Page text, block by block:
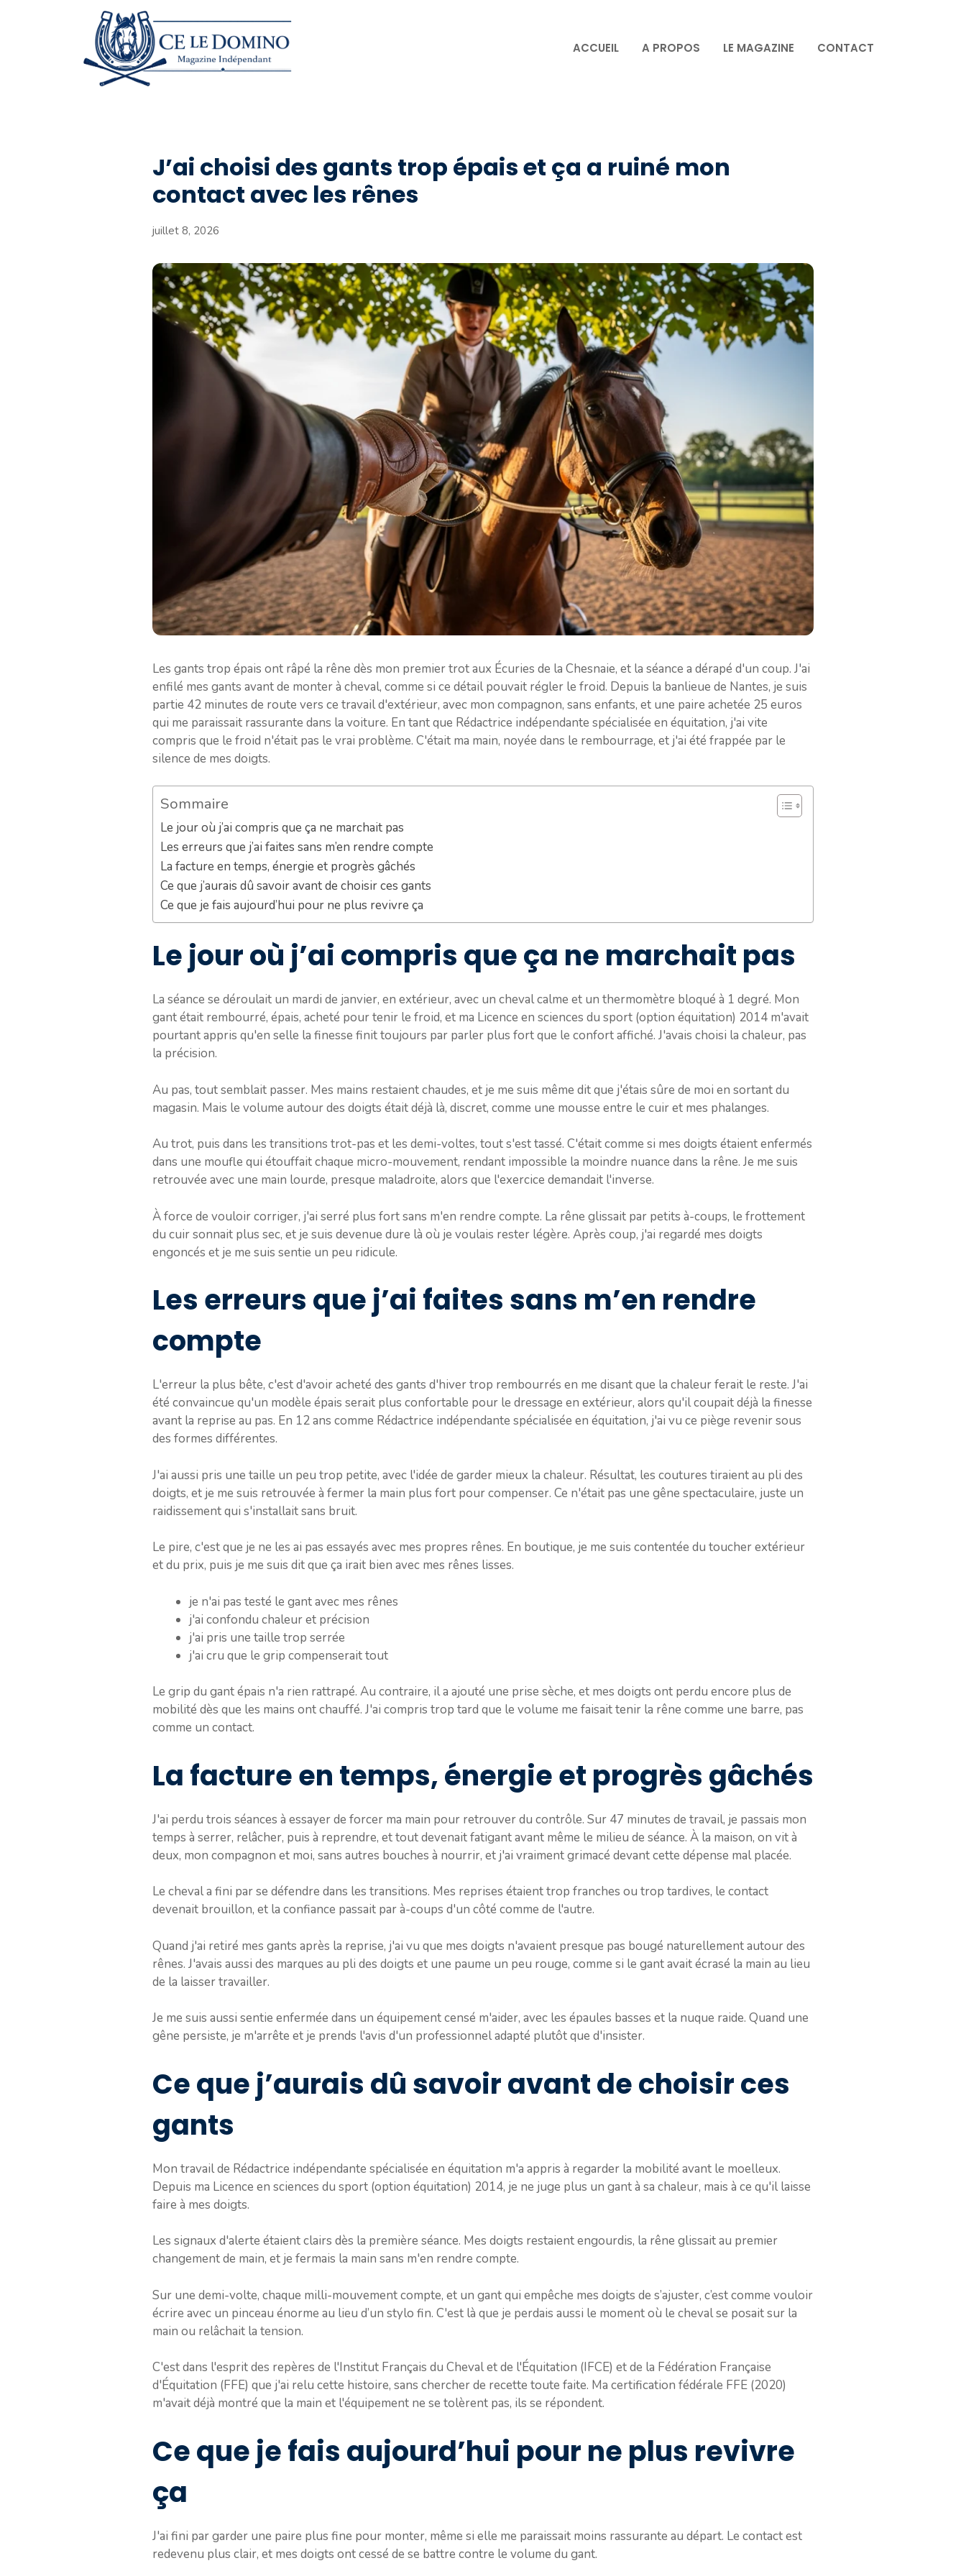
ACCUEIL A PROPOS LE MAGAZINE CONTACT
J’ai choisi des gants trop épais et ça a ruiné mon
contact avec les rênes
juillet 8, 2026
Les gants trop épais ont râpé la rêne dès mon premier trot aux Écuries de la Chesnaie, et la séance a dérapé d'un coup. J'ai
enfilé mes gants avant de monter à cheval, comme si ce détail pouvait régler le froid. Depuis la banlieue de Nantes, je suis
partie 42 minutes de route vers ce travail d'extérieur, avec mon compagnon, sans enfants, et une paire achetée 25 euros
qui me paraissait rassurante dans la voiture. En tant que Rédactrice indépendante spécialisée en équitation, j'ai vite
compris que le froid n'était pas le vrai problème. C'était ma main, noyée dans le rembourrage, et j'ai été frappée par le
silence de mes doigts.
Sommaire
Le jour où j’ai compris que ça ne marchait pas
Les erreurs que j’ai faites sans m’en rendre compte
La facture en temps, énergie et progrès gâchés
Ce que j’aurais dû savoir avant de choisir ces gants
Ce que je fais aujourd’hui pour ne plus revivre ça
Le jour où j’ai compris que ça ne marchait pas
La séance se déroulait un mardi de janvier, en extérieur, avec un cheval calme et un thermomètre bloqué à 1 degré. Mon
gant était rembourré, épais, acheté pour tenir le froid, et ma Licence en sciences du sport (option équitation) 2014 m'avait
pourtant appris qu'en selle la finesse finit toujours par parler plus fort que le confort affiché. J'avais choisi la chaleur, pas
la précision.
Au pas, tout semblait passer. Mes mains restaient chaudes, et je me suis même dit que j'étais sûre de moi en sortant du
magasin. Mais le volume autour des doigts était déjà là, discret, comme une mousse entre le cuir et mes phalanges.
Au trot, puis dans les transitions trot-pas et les demi-voltes, tout s'est tassé. C'était comme si mes doigts étaient enfermés
dans une moufle qui étouffait chaque micro-mouvement, rendant impossible la moindre nuance dans la rêne. Je me suis
retrouvée avec une main lourde, presque maladroite, alors que l'exercice demandait l'inverse.
À force de vouloir corriger, j'ai serré plus fort sans m'en rendre compte. La rêne glissait par petits à-coups, le frottement
du cuir sonnait plus sec, et je suis devenue dure là où je voulais rester légère. Après coup, j'ai regardé mes doigts
engoncés et je me suis sentie un peu ridicule.
Les erreurs que j’ai faites sans m’en rendre
compte
L'erreur la plus bête, c'est d'avoir acheté des gants d'hiver trop rembourrés en me disant que la chaleur ferait le reste. J'ai
été convaincue qu'un modèle épais serait plus confortable pour le dressage en extérieur, alors qu'il coupait déjà la finesse
avant la reprise au pas. En 12 ans comme Rédactrice indépendante spécialisée en équitation, j'ai vu ce piège revenir sous
des formes différentes.
J'ai aussi pris une taille un peu trop petite, avec l'idée de garder mieux la chaleur. Résultat, les coutures tiraient au pli des
doigts, et je me suis retrouvée à fermer la main plus fort pour compenser. Ce n'était pas une gêne spectaculaire, juste un
raidissement qui s'installait sans bruit.
Le pire, c'est que je ne les ai pas essayés avec mes propres rênes. En boutique, je me suis contentée du toucher extérieur
et du prix, puis je me suis dit que ça irait bien avec mes rênes lisses.
je n'ai pas testé le gant avec mes rênes
j'ai confondu chaleur et précision
j'ai pris une taille trop serrée
j'ai cru que le grip compenserait tout
Le grip du gant épais n'a rien rattrapé. Au contraire, il a ajouté une prise sèche, et mes doigts ont perdu encore plus de
mobilité dès que les mains ont chauffé. J'ai compris trop tard que le volume me faisait tenir la rêne comme une barre, pas
comme un contact.
La facture en temps, énergie et progrès gâchés
J'ai perdu trois séances à essayer de forcer ma main pour retrouver du contrôle. Sur 47 minutes de travail, je passais mon
temps à serrer, relâcher, puis à reprendre, et tout devenait fatigant avant même le milieu de séance. À la maison, on vit à
deux, mon compagnon et moi, sans autres bouches à nourrir, et j'ai vraiment grimacé devant cette dépense mal placée.
Le cheval a fini par se défendre dans les transitions. Mes reprises étaient trop franches ou trop tardives, le contact
devenait brouillon, et la confiance passait par à-coups d'un côté comme de l'autre.
Quand j'ai retiré mes gants après la reprise, j'ai vu que mes doigts n'avaient presque pas bougé naturellement autour des
rênes. J'avais aussi des marques au pli des doigts et une paume un peu rouge, comme si le gant avait écrasé la main au lieu
de la laisser travailler.
Je me suis aussi sentie enfermée dans un équipement censé m'aider, avec les épaules basses et la nuque raide. Quand une
gêne persiste, je m'arrête et je prends l'avis d'un professionnel adapté plutôt que d'insister.
Ce que j’aurais dû savoir avant de choisir ces
gants
Mon travail de Rédactrice indépendante spécialisée en équitation m'a appris à regarder la mobilité avant le moelleux.
Depuis ma Licence en sciences du sport (option équitation) 2014, je ne juge plus un gant à sa chaleur, mais à ce qu'il laisse
faire à mes doigts.
Les signaux d'alerte étaient clairs dès la première séance. Mes doigts restaient engourdis, la rêne glissait au premier
changement de main, et je fermais la main sans m'en rendre compte.
Sur une demi-volte, chaque milli-mouvement compte, et un gant qui empêche mes doigts de s’ajuster, c’est comme vouloir
écrire avec un pinceau énorme au lieu d’un stylo fin. C'est là que je perdais aussi le moment où le cheval se posait sur la
main ou relâchait la tension.
C'est dans l'esprit des repères de l'Institut Français du Cheval et de l'Équitation (IFCE) et de la Fédération Française
d'Équitation (FFE) que j'ai relu cette histoire, sans chercher de recette toute faite. Ma certification fédérale FFE (2020)
m'avait déjà montré que la main et l'équipement ne se tolèrent pas, ils se répondent.
Ce que je fais aujourd’hui pour ne plus revivre
ça
J'ai fini par garder une paire plus fine pour monter, même si elle me paraissait moins rassurante au départ. Le contact est
redevenu plus clair, et mes doigts ont cessé de se battre contre le volume du gant.